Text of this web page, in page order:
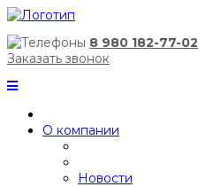
8 980 182-77-02
Заказать звонок
О компании
Новости